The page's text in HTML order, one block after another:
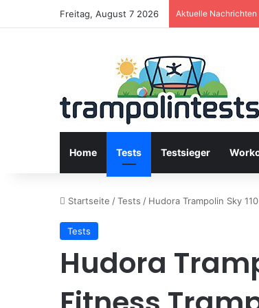
Freitag, August 7 2026 Aktuelle Nachrichten
Home Tests Testsieger
Startseite /Tests / Hudora Trampolin Sky
Tests
Hudora